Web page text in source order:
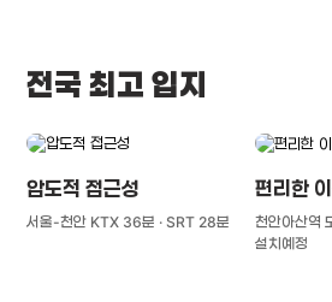
전국 최고 입지
압도적 접근성
서울-천안 KTX 36분 · SRT 28분
편리한
천안아산역
설치예정